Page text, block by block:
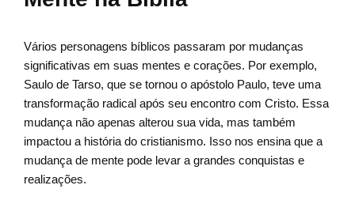
Vários personagens bíblicos passaram por mudanças
significativas em suas mentes e corações. Por exemplo,
Saulo de Tarso, que se tornou o apóstolo Paulo, teve uma
transformação radical após seu encontro com Cristo. Essa
mudança não apenas alterou sua vida, mas também
impactou a história do cristianismo. Isso nos ensina que a
mudança de mente pode levar a grandes conquistas e
realizações.